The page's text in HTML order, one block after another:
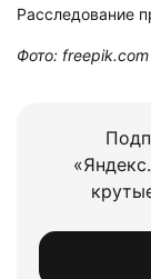
Расследование
Фото: freepik.com